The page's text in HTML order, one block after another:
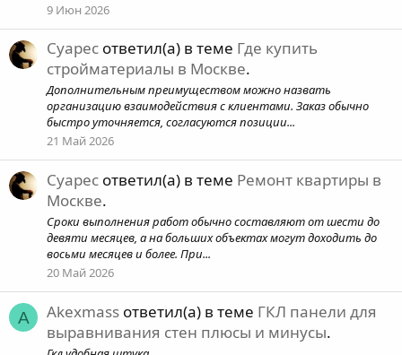
9 Июн 2026
Суарес ответил(а) в теме Где купить
стройматериалы в Москве.
Дополнительным преимуществом можно назвать
организацию взаимодействия с клиентами. Заказ обычно
быстро уточняется, согласуются позиции...
21 Май 2026
Суарес ответил(а) в теме Ремонт квартиры в
Москве.
Сроки выполнения работ обычно составляют от шести до
девяти месяцев, а на больших объектах могут доходить до
восьми месяцев и более. При...
20 Май 2026
A Akexmass ответил(а) в теме ГКЛ панели для
выравнивания стен плюсы и минусы.